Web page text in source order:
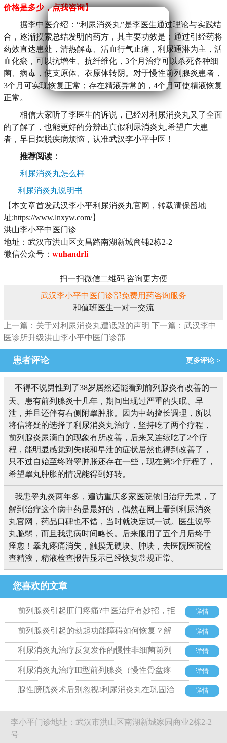
价格是多少，点我咨询】
据李中医介绍：“利尿消炎丸”是李医生通过理论与实践结
合，逐渐摸索总结发明的药方，其主要功效是：通过引经药将
药效直达患处，清热解毒、活血行气止痛，利尿通淋为主，活
血化瘀，可以抗增生、抗纤维化，3个月治疗可以杀死各种细
菌、病毒，使支原体、衣原体转阴。对于慢性前列腺炎患者，
3个月可实现恢复正常；存在精液异常的，4个月可使精液恢复
正常。
相信大家听了李医生的诉说，已经对利尿消炎丸又了全面
的了解了，也能更好的分辨出真假利尿消炎丸,希望广大患
者，早日摆脱疾病烦恼，认准武汉李小平中医！
推荐阅读：
利尿消炎丸怎么样
利尿消炎丸说明书
【本文章首发武汉李小平利尿消炎丸官网，转载请保留地
址:https://www.lnxyw.com/】
洪山李小平中医门诊
地址：武汉市洪山区文昌路南湖新城商铺2栋2-2
微信公众号： wuhandrli
扫一扫微信二维码 咨询更方便
武汉李小平中医门诊部免费用药咨询服务
和值班医生一对一交流
上一篇：关于对利尿消炎丸遭诋毁的声明 下一篇：武汉李中
医诊所升级洪山李小平中医门诊部
患者评论 更多评论 >
不得不说男性到了38岁居然还能看到前列腺炎有改善的一
天。患有前列腺炎十几年，期间出现过严重的失眠、早
泄，并且还伴有右侧附睾肿胀。因为中药擅长调理，所以
将信将疑的选择了利尿消炎丸治疗，坚持吃了两个疗程，
前列腺炎尿滴白的现象有所改善，后来又连续吃了2个疗
程，能明显感觉到失眠和早泄的症状居然也得到改善了，
只不过自始至终附睾肿胀还存在一些，现在第5个疗程了，
希望睾丸肿胀的情况能得到好转。
我患睾丸炎两年多，遍访重庆多家医院依旧治疗无果，了
解到治疗这个病中药是最好的，偶然在网上看到利尿消炎
丸官网，药品口碑也不错，当时就决定试一试。医生说睾
丸脆弱，而且我患病时间略长。后来服用了五个月后终于
痊愈！睾丸疼痛消失，触摸无硬块、肿块，去医院医院检
查精液，精液检查报告显示已经恢复常规正常。
您喜欢的文章
前列腺炎引起肛门疼痛?中医治疗有妙招，拒
绝西药也能好
详情
前列腺炎引起的勃起功能障碍如何恢复？解
析中药利尿消炎丸的治疗优势
详情
利尿消炎丸治疗反复发作的慢性非细菌前列
腺炎的优势
详情
利尿消炎丸治疗III型前列腺炎（慢性骨盆疼
痛综合征）整体方案探析
详情
腺性膀胱炎术后别忽视!利尿消炎丸在巩固治
详情
李小平门诊地址：武汉市洪山区南湖新城家园商业2栋2-2
号